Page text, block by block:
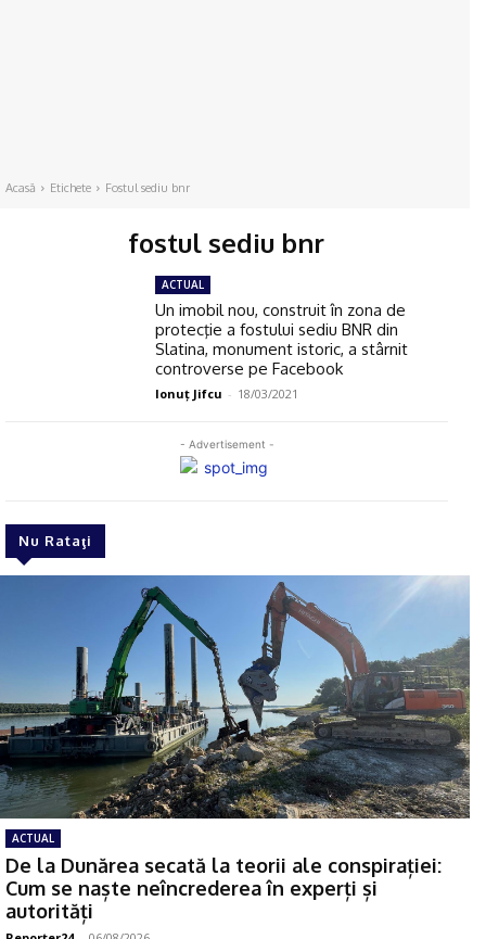
Acasă Etichete Fostul sediu bnr
fostul sediu bnr
- Advertisement -
Nu Rataţi
ACTUAL
De la Dunărea secată la teorii ale conspirației:
Cum se naște neîncrederea în experți și
autorități
ACTUAL
Un imobil nou, construit în zona de
protecţie a fostului sediu BNR din
Slatina, monument istoric, a stârnit
controverse pe Facebook
Ionuţ Jifcu - 18/03/2021